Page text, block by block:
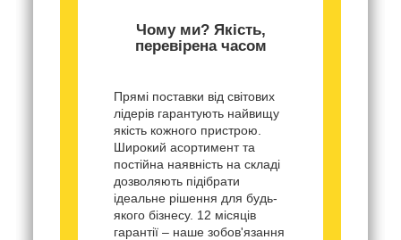
Чому ми? Якість,
перевірена часом
Прямі поставки від світових
лідерів гарантують найвищу
якість кожного пристрою.
Широкий асортимент та
постійна наявність на складі
дозволяють підібрати
ідеальне рішення для будь-
якого бізнесу. 12 місяців
гарантії – наше зобов'язання